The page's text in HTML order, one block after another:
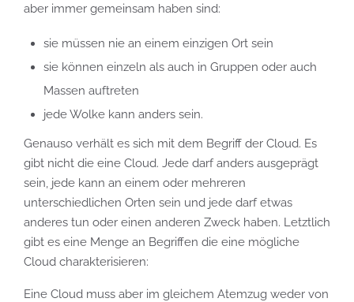
aber immer gemeinsam haben sind:
sie müssen nie an einem einzigen Ort sein
sie können einzeln als auch in Gruppen oder auch
Massen auftreten
jede Wolke kann anders sein.
Genauso verhält es sich mit dem Begriff der Cloud. Es
gibt nicht die eine Cloud. Jede darf anders ausgeprägt
sein, jede kann an einem oder mehreren
unterschiedlichen Orten sein und jede darf etwas
anderes tun oder einen anderen Zweck haben. Letztlich
gibt es eine Menge an Begriffen die eine mögliche
Cloud charakterisieren:
Eine Cloud muss aber im gleichem Atemzug weder von